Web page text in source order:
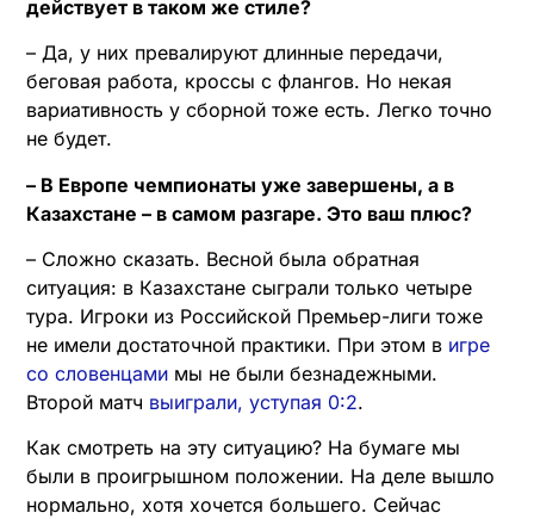
действует в таком же стиле?
– Да, у них превалируют длинные передачи,
беговая работа, кроссы с флангов. Но некая
вариативность у сборной тоже есть. Легко точно
не будет.
– В Европе чемпионаты уже завершены, а в
Казахстане – в самом разгаре. Это ваш плюс?
– Сложно сказать. Весной была обратная
ситуация: в Казахстане сыграли только четыре
тура. Игроки из Российской Премьер-лиги тоже
не имели достаточной практики. При этом в игре
со словенцами мы не были безнадежными.
Второй матч выиграли, уступая 0:2.
Как смотреть на эту ситуацию? На бумаге мы
были в проигрышном положении. На деле вышло
нормально, хотя хочется большего. Сейчас